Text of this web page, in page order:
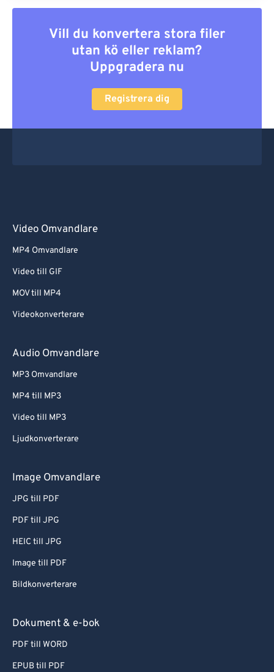
Vill du konvertera stora filer
utan kö eller reklam?
Uppgradera nu
Registrera dig
Video Omvandlare
MP4 Omvandlare
Video till GIF
MOV till MP4
Videokonverterare
Audio Omvandlare
MP3 Omvandlare
MP4 till MP3
Video till MP3
Ljudkonverterare
Image Omvandlare
JPG till PDF
PDF till JPG
HEIC till JPG
Image till PDF
Bildkonverterare
Dokument & e-bok
PDF till WORD
EPUB till PDF